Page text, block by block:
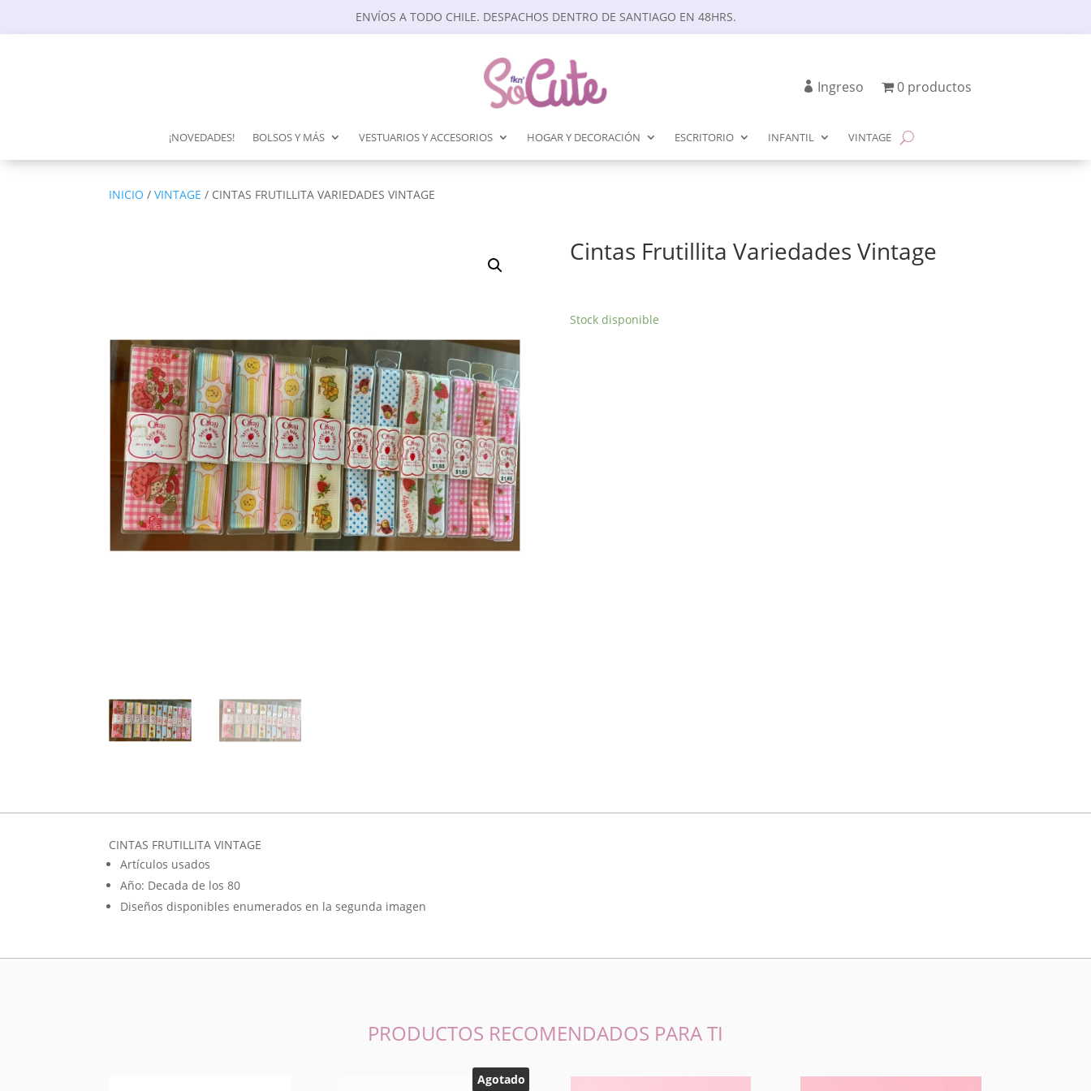
ENVÍOS A TODO CHILE. DESPACHOS DENTRO DE SANTIAGO EN 48HRS.
Ingreso 0 productos
¡NOVEDADES! BOLSOS Y MÁS VESTUARIOS Y ACCESORIOS HOGAR Y DECORACIÓN ESCRITORIO INFANTIL VINTAGE
INICIO /VINTAGE / CINTAS FRUTILLITA VARIEDADES VINTAGE
Cintas Frutillita Variedades Vintage
Stock disponible
CINTAS FRUTILLITA VINTAGE
Artículos usados
Año: Decada de los 80
Diseños disponibles enumerados en la segunda imagen
PRODUCTOS RECOMENDADOS PARA TI
Agotado